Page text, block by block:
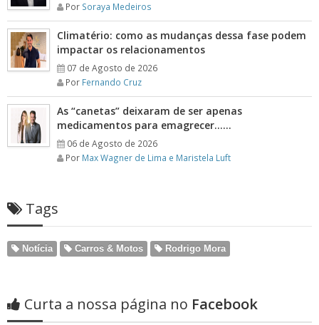
Por Soraya Medeiros
Climatério: como as mudanças dessa fase podem
impactar os relacionamentos
07 de Agosto de 2026
Por Fernando Cruz
As “canetas” deixaram de ser apenas
medicamentos para emagrecer……
06 de Agosto de 2026
Por Max Wagner de Lima e Maristela Luft
Tags
Notícia Carros & Motos Rodrigo Mora
Curta a nossa página no Facebook